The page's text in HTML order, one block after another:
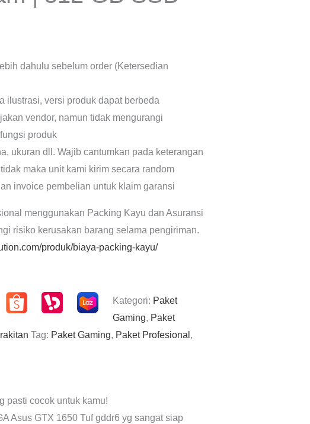
dahulu sebelum order (Ketersedian
ilustrasi, versi produk dapat berbeda
vendor, namun tidak mengurangi
produk
ukuran dll. Wajib cantumkan pada keterangan
maka unit kami kirim secara random
invoice pembelian untuk klaim garansi
menggunakan Packing Kayu dan Asuransi
risiko kerusakan barang selama pengiriman.
produk/biaya-packing-kayu/
Kategori: Paket
Gaming, Paket
Tag: Paket Gaming, Paket Profesional ,
pasti cocok untuk kamu!
Asus GTX 1650 Tuf gddr6 yg sangat siap